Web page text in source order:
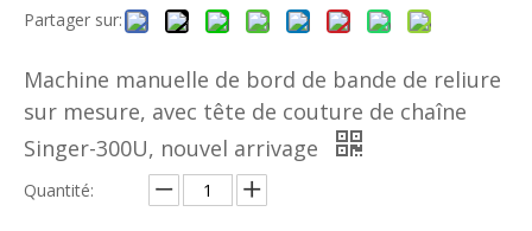
Partager sur:
Machine manuelle de bord de bande de reliure
sur mesure, avec tête de couture de chaîne
Singer-300U, nouvel arrivage
Quantité: